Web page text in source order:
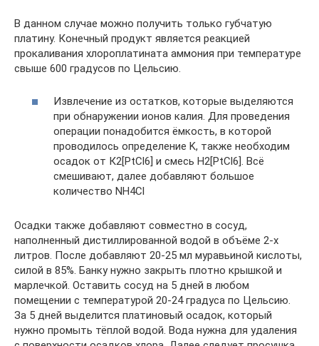
В данном случае можно получить только губчатую
платину. Конечный продукт является реакцией
прокаливания хлороплатината аммония при температуре
свыше 600 градусов по Цельсию.
Извлечение из остатков, которые выделяются
при обнаружении ионов калия. Для проведения
операции понадобится ёмкость, в которой
проводилось определение K, также необходим
осадок от К2[PtCl6] и смесь H2[PtCl6]. Всё
смешивают, далее добавляют большое
количество NH4Cl
Осадки также добавляют совместно в сосуд,
наполненный дистиллированной водой в объёме 2-х
литров. После добавляют 20-25 мл муравьиной кислоты,
силой в 85%. Банку нужно закрыть плотно крышкой и
марлечкой. Оставить сосуд на 5 дней в любом
помещении с температурой 20-24 градуса по Цельсию.
За 5 дней выделится платиновый осадок, который
нужно промыть тёплой водой. Вода нужна для удаления